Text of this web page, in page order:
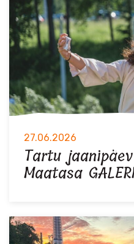
27.06.2026
Tartu
Maatasa